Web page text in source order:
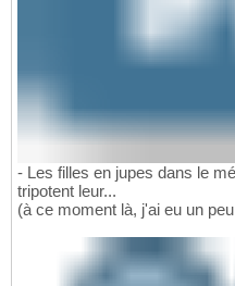
- Les filles en jupes dans le
tripotent leur...
(à ce moment là, j'ai eu un